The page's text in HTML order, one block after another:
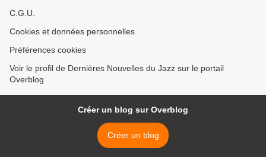
C.G.U.
Cookies et données personnelles
Préférences cookies
Voir le profil de Dernières Nouvelles du Jazz sur le portail
Overblog
Créer un blog sur Overblog
Créer un blog